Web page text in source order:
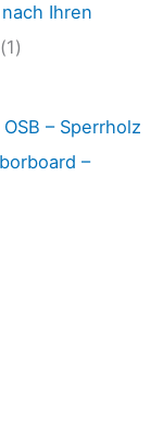
Ihren
(1)
– Sperrholz
–